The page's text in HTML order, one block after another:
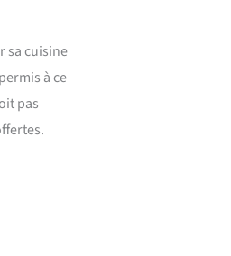
sa cuisine
à ce
pas